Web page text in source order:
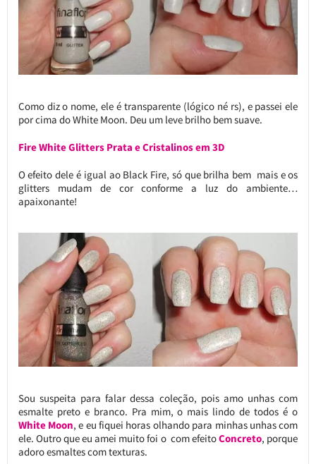
Como diz o nome, ele é transparente (lógico né rs), e passei ele
por cima do White Moon. Deu um leve brilho bem suave.
Fire White Glitters Prata e Cristalinos em 3D
O efeito dele é igual ao Black Fire, só que brilha bem mais e os
glitters mudam de cor conforme a luz do ambiente…
apaixonante!
Sou suspeita para falar dessa coleção, pois amo unhas com
esmalte preto e branco. Pra mim, o mais lindo de todos é o
White Moon, e eu fiquei horas olhando para minhas unhas com
ele. Outro que eu amei muito foi o com efeitoConcreto, porque
adoro esmaltes com texturas.